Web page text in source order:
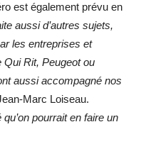
est également prévu en
aussi d’autres sujets,
les entreprises et
Rit, Peugeot ou
aussi accompagné nos
Marc Loiseau.
pourrait en faire un